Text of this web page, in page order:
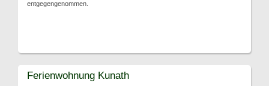
entgegengenommen.
Ferienwohnung Kunath